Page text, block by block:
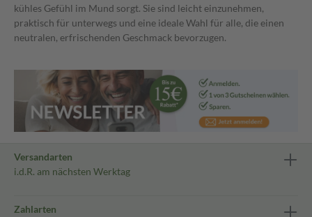
kühles Gefühl im Mund sorgt. Sie sind leicht einzunehmen,
praktisch für unterwegs und eine ideale Wahl für alle, die einen
neutralen, erfrischenden Geschmack bevorzugen.
Versandarten
i.d.R. am nächsten Werktag
Zahlarten